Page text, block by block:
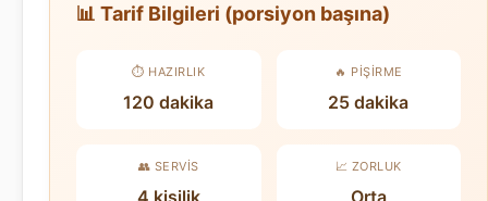
📊 Tarif Bilgileri (porsiyon başına)
⏱️ HAZIRLIK
120 dakika
🔥 PIŞIRME
25 dakika
👥 SERVIS
4 kişilik
📈 ZORLUK
Orta